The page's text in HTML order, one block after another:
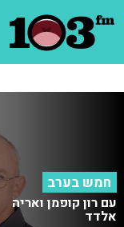
חמש בערב
עם רון קופמן ואריה
אלדד